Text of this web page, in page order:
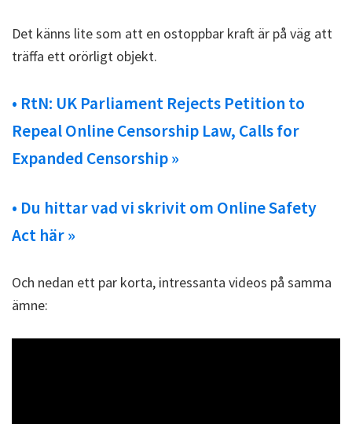
Det känns lite som att en ostoppbar kraft är på väg att
träffa ett orörligt objekt.
• RtN: UK Parliament Rejects Petition to
Repeal Online Censorship Law, Calls for
Expanded Censorship »
• Du hittar vad vi skrivit om Online Safety
Act här »
Och nedan ett par korta, intressanta videos på samma
ämne: